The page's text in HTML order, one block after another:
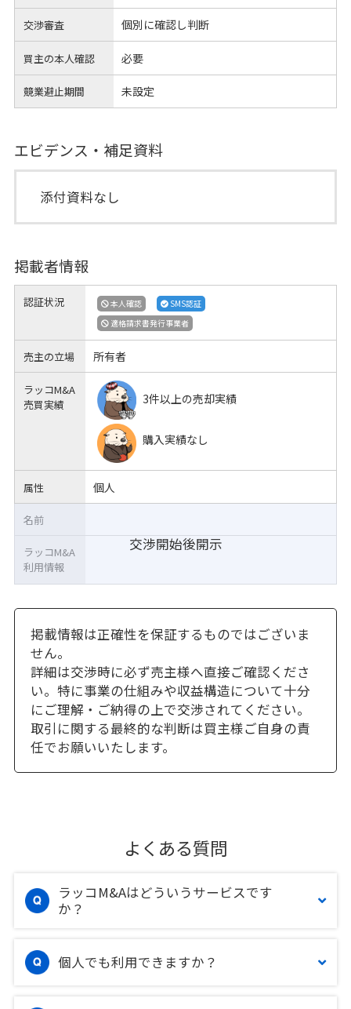
交渉審査 個別に確認し判断
買主の本人確認 必要
競業避止期間 未設定
エビデンス・補足資料
添付資料なし
掲載者情報
認証状況 本人確認
SMS認証
適格請求書発行事業者
売主の立場 所有者
ラッコM&A
売買実績
3件以上の売却実績
購入実績なし
属性 個人
交渉開始後開示
名前
ラッコM&A
利用情報
掲載情報は正確性を保証するものではございま
せん。
詳細は交渉時に必ず売主様へ直接ご確認くださ
い。特に事業の仕組みや収益構造について十分
にご理解・ご納得の上で交渉されてください。
取引に関する最終的な判断は買主様ご自身の責
任でお願いいたします。
よくある質問
ラッコM&Aはどういうサービスです
か？
個人でも利用できますか？